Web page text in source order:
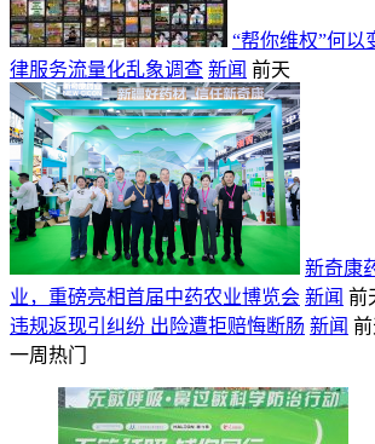
“帮你维权”何以
律服务流量化乱象调查 新闻 前天
新奇康
业，重磅亮相首届中药农业博览会 新闻 前
违规返现引纠纷 出险遭拒赔悔断肠 新闻
一周热门